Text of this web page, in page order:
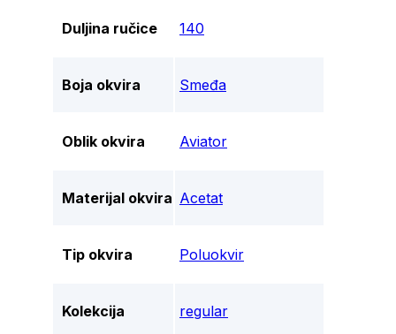
Duljina ručice 140
Boja okvira Smeđa
Oblik okvira Aviator
Materijal okvira Acetat
Tip okvira Poluokvir
Kolekcija regular